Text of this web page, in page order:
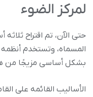
لمرکز الضوء
حتى الآن، تم اقتراح
المسماه، وتستخدم أنظمه
بشکل أساسی مزیجًا من
الأسالیب القائمه على